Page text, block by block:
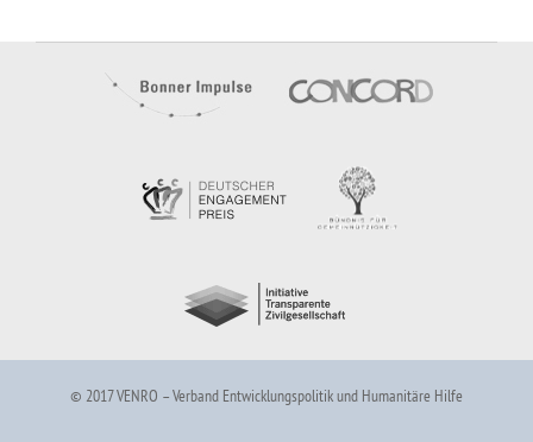
© 2017 VENRO – Verband Entwicklungspolitik und Humanitäre Hilfe